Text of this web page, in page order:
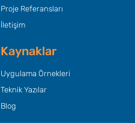
Proje Referansları
İletişim
Kaynaklar
Uygulama Örnekleri
Teknik Yazılar
Blog